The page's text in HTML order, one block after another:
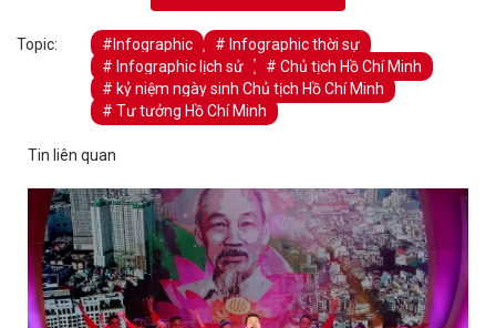
Topic: #Infographic
# Infographic thời sự
# Infographic lịch sử
# Chủ tịch Hồ Chí Minh
# kỷ niệm ngày sinh Chủ tịch Hồ Chí Minh
# Tư tưởng Hồ Chí Minh
Tin liên quan